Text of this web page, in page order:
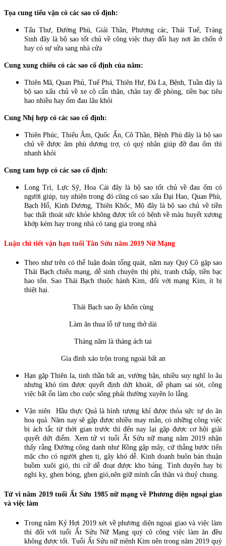
Tọa cung tiểu vận có các sao cố định:
Tấu Thư, Đường Phù, Giải Thần, Phượng các, Thái Tuế, Tràng
Sinh đây là bộ sao tốt chủ về công việc thay đổi hay nơi ăn chốn ở
hay có sự sửa sang nhà cửa
Cung xung chiếu có các sao cố định của năm:
Thiên Mã, Quan Phủ, Tuế Phá, Thiên Hư, Đà La, Bệnh, Tuần đây là
bộ sao xấu chủ về xe cộ cẩn thận, chân tay đề phòng, tiền bạc tiêu
hao nhiều hay ốm đau lâu khỏi
Cung Nhị hợp có các sao cố định:
Thiên Phúc, Thiếu Âm, Quốc Ấn, Cô Thần, Bệnh Phù đây là bộ sao
chủ về được âm phù dương trợ, có quý nhân giúp đỡ đau ốm thì
nhanh khỏi
Cung tam hợp có các sao cố định:
Long Trì, Lực Sỹ, Hoa Cái đây là bộ sao tốt chủ về đau ốm có
người giúp, tuy nhiên trong đó cũng có sao xấu Đại Hao, Quan Phù,
Bạch Hổ, Kình Dương, Thiên Khốc, Mộ đây là bộ sao chủ về tiền
bạc thất thoát sức khỏe không được tốt có bệnh về máu huyết xương
khớp kém hay trong nhà có tang gia trong nhà
Luận chi tiết vận hạn tuổi Tân Sửu năm 2019 Nữ Mạng
Theo như trên có thể luận đoán tổng quát, năm nay Quý Cô gặp sao
Thái Bạch chiếu mạng, dễ sinh chuyện thị phi, tranh chấp, tiền bạc
hao tốn. Sao Thái Bạch thuộc hành Kim, đối với mạng Kim, ít bị
thiệt hại.
Thái Bạch sao ấy khốn cùng
Làm ăn thua lỗ tứ tung thở dài
Tháng năm là tháng ách tai
Gia đình xáo trộn trong ngoài bất an
Hạn gặp Thiên la, tinh thần bất an, vướng bận, nhiều suy nghĩ lo âu
nhưng khó tìm được quyết định dứt khoát, dễ phạm sai sót, công
việc bất ổn làm cho cuộc sống phải thường xuyên lo lắng.
Vận niên Hầu thực Quả là hình tượng khỉ được thỏa sức tự do ăn
hoa quả. Năm nay sẽ gặp được nhiều may mắn, có những công việc
bị ách tắc từ thời gian trước thì đến nay lại gặp được cơ hội giải
quyết dứt điểm. Xem tử vi tuổi Ất Sửu nữ mạng năm 2019 nhận
thấy rằng Đường công danh như Rồng gặp mây, cứ thẳng bước tiến
mặc cho có người ghen tị, gây khó dễ. Kinh doanh buôn bán thuận
buồm xuôi gió, thi cử dễ đoạt được kho bảng. Tình duyên hay bị
nghi kỵ, ghen bóng, ghen gió,nên giữ mình cẩn thận và thuỷ chung.
Tử vi năm 2019 tuổi Ất Sửu 1985 nữ mạng về Phương diện ngoại giao
và việc làm
Trong năm Kỷ Hợi 2019 xét về phương diện ngoại giao và việc làm
thì đối với tuổi Ất Sửu Nữ Mạng quý cô công việc làm ăn đều
không được tốt. Tuổi Ất Sửu nữ mệnh Kim nên trong năm 2019 quý